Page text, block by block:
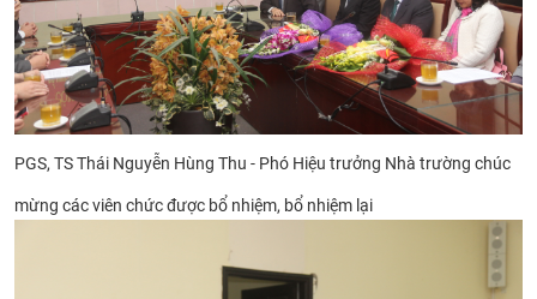
PGS, TS Thái Nguyễn Hùng Thu - Phó Hiệu trưởng Nhà trường chúc
mừng các viên chức được bổ nhiệm, bổ nhiệm lại